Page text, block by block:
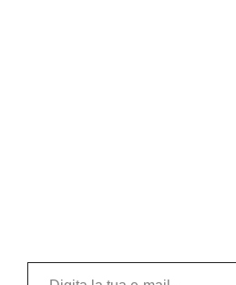
Digita la tua e-mail...